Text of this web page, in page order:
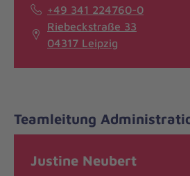
+49 341 224760-0
Riebeckstraße 33
04317 Leipzig
Teamleitung
Justine Neubert